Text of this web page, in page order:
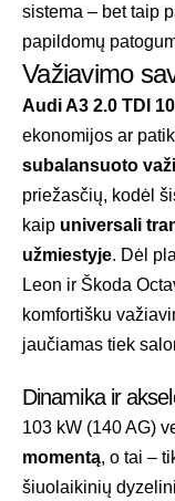
sistema – bet taip
papildomų
Važiavimo
Audi A3 2.0 TDI
ekonomijos ar
subalansuoto
priežasčių, kodėl
kaip universali
užmiestyje. Dėl
Leon ir Škoda
komfortišku
jaučiamas tiek
Dinamika ir
103 kW (140 AG)
momentą, o tai –
šiuolaikinių